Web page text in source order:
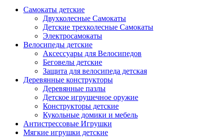
Самокаты детские
Двухколесные Cамокаты
Детские трехколесные Самокаты
Электросамокаты
Велосипеды детские
Аксессуары для Велосипедов
Беговелы детские
Защита для велосипеда детская
Деревянные конструкторы
Деревянные пазлы
Детское игрушечное оружие
Конструкторы детские
Кукольные домики и мебель
Антистрессовые Игрушки
Мягкие игрушки детские